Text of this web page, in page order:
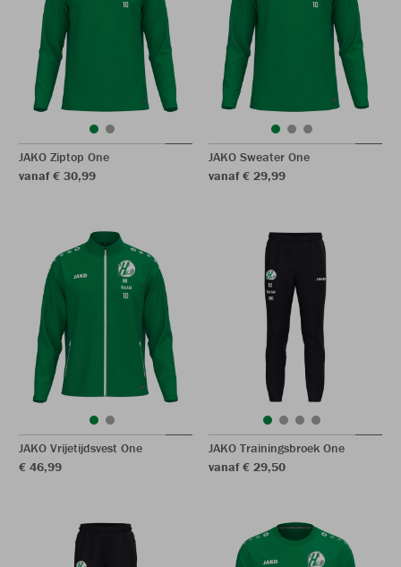
JAKO Ziptop One
vanaf € 30,99
JAKO Sweater One
vanaf € 29,99
JAKO Vrijetijdsvest One
€ 46,99
JAKO Trainingsbroek One
vanaf € 29,50